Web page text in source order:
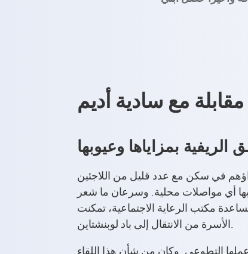
مقابلة مع سادية أديم
الريفية بمزاياها وعيوبها
في سكن مع عدد قليل من اللاجئين
بها أي مواصلات محلية. وسرعان ما شعر
مكتب الرعاية الاجتماعية، تمكنت
الأسرة من الانتقال إلى باد لوبنشتاين.
قصير من خلال عملها التطوعي. وكان من شأن هذا اللقاء